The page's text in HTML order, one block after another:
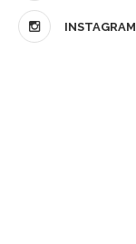
INSTAGRAM